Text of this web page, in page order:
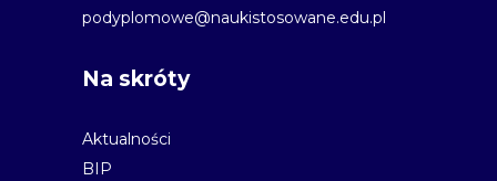
podyplomowe@naukistosowane.edu.pl
Na skróty
Aktualności
BIP